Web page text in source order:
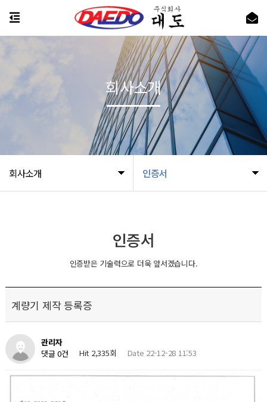
회사소개 인증서
회사소개
인증서
인증받은 기술력으로 더욱 앞서겠습니다.
계량기 제작 등록증
관리자
댓글 0건
Hit 2,335회 Date 22-12-28 11:53